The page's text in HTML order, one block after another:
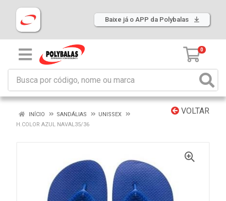
Baixe já o APP da Polybalas
0
VOLTAR
INÍCIO SANDÁLIAS
UNISSEX
H.COLOR AZUL NAVAL35/36